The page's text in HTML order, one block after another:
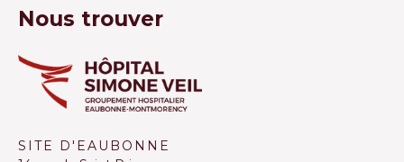
Nous trouver
SITE D'EAUBONNE